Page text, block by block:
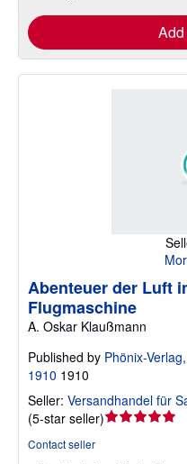
Abenteuer der Luft
Flugmaschine
A. Oskar Klaußmann
Published by Phönix-
1910 1910
Seller: Versandhandel für
(5-star seller)Seller
Contact seller